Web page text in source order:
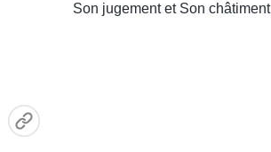
Son jugement et Son châtiment